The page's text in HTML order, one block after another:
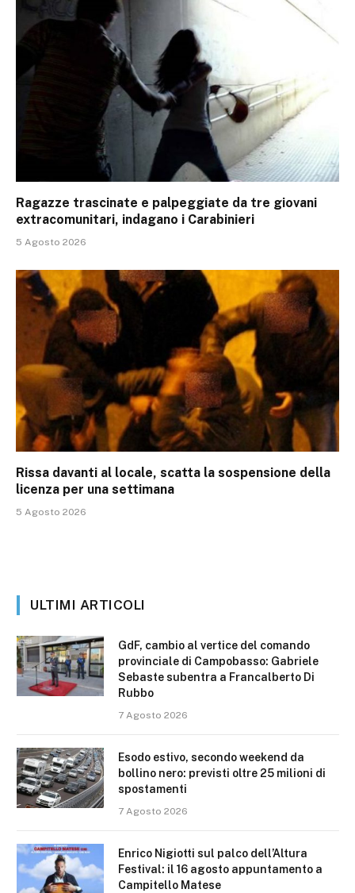
Ragazze trascinate e palpeggiate da tre giovani
extracomunitari, indagano i Carabinieri
5 Agosto 2026
Rissa davanti al locale, scatta la sospensione della
licenza per una settimana
5 Agosto 2026
ULTIMI ARTICOLI
GdF, cambio al vertice del comando
provinciale di Campobasso: Gabriele
Sebaste subentra a Francalberto Di
Rubbo
7 Agosto 2026
Esodo estivo, secondo weekend da
bollino nero: previsti oltre 25 milioni di
spostamenti
7 Agosto 2026
Enrico Nigiotti sul palco dell’Altura
Festival: il 16 agosto appuntamento a
Campitello Matese